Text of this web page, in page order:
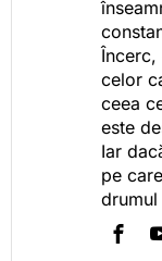
celor
ceea
este
Iar
pe
drumul